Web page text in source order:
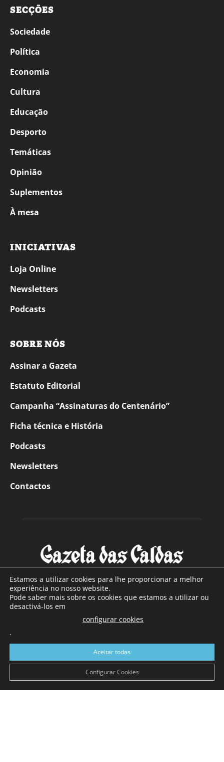
SECÇÕES
Sociedade
Política
Economia
Cultura
Educação
Desporto
Temáticas
Opinião
Suplementos
À mesa
INICIATIVAS
Loja Online
Newsletters
Podcasts
SOBRE NÓS
Assinar a Gazeta
Estatuto Editorial
Campanha “Assinaturas do Centenário”
Ficha técnica e História
Podcasts
Newsletters
Contactos
SOBRE NÓS
Com sede nas Caldas da Rainha e mais de 90 anos de
a sul de distrito de Leiria, com mais de 40.000 leitores por
toda a região Oeste. Jornal com distribuição em Portugal
Continental e assinatura online.
Estamos a utilizar cookies para lhe proporcionar a melhor
experiência no nosso website.
Pode saber mais sobre os cookies que estamos a utilizar ou
desactivá-los em
configurar cookies
.
Aceitar todas
Configurar Cookies